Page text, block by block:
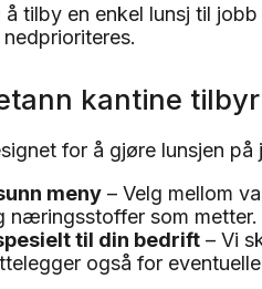
tilby en enkel lunsj til
kantine
for å gjøre lunsjen
meny – Velg mellom
næringsstoffer som metter.
til din bedrift – Vi
også for